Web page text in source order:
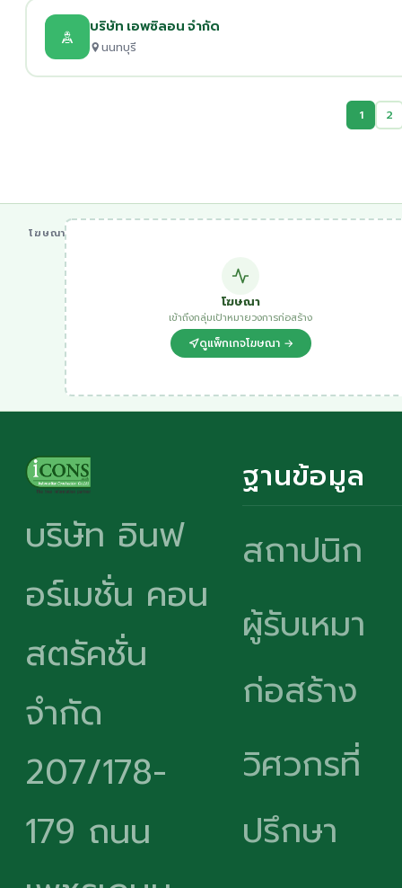
บริษัท เอพซิลอน จำกัด
นนทบุรี
1 2
โฆษณา
โฆษณา
เข้าถึงกลุ่มเป้าหมายวงการก่อสร้าง
ดูแพ็กเกจโฆษณา →
บริษัท อินฟ
อร์เมชั่น คอน
สตรัคชั่น
จำกัด
207/178-
179 ถนน
ฐานข้อมูล
สถาปนิก
ผู้รับเหมา
ก่อสร้าง
วิศวกรที่
ปรึกษา